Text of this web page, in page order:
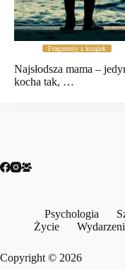
Fragmenty z książek
Najsłodsza mama –
kocha tak, …
Psychologia
Życie
Copyright © 2026